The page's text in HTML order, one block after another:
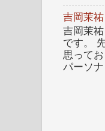
吉岡茉
吉岡茉
です。
思って
パーソ